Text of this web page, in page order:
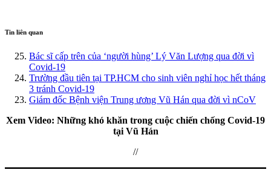
Tin liên quan
Bác sĩ cấp trên của ‘người hùng’ Lý Văn Lượng qua đời vì
Covid-19
Trường đầu tiên tại TP.HCM cho sinh viên nghỉ học hết tháng
3 tránh Covid-19
Giám đốc Bệnh viện Trung ương Vũ Hán qua đời vì nCoV
Xem Video: Những khó khăn trong cuộc chiến chống Covid-19
tại Vũ Hán
//